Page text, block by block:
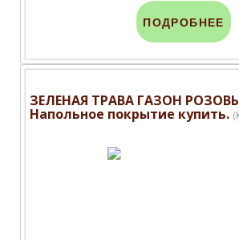
ПОДРОБНЕЕ
ЗЕЛЕНАЯ ТРАВА ГАЗОН
Напольное покрытие купить.